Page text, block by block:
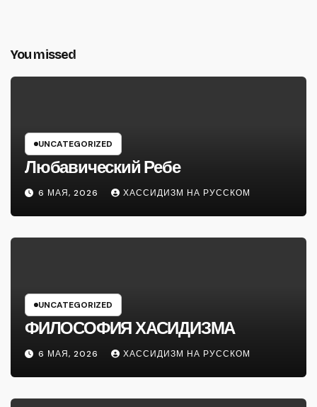
You missed
UNCATEGORIZED
Любавический Ребе
6 МАЯ, 2026 ХАССИДИЗМ НА РУССКОМ
UNCATEGORIZED
ФИЛОСОФИЯ ХАСИДИЗМА
6 МАЯ, 2026 ХАССИДИЗМ НА РУССКОМ